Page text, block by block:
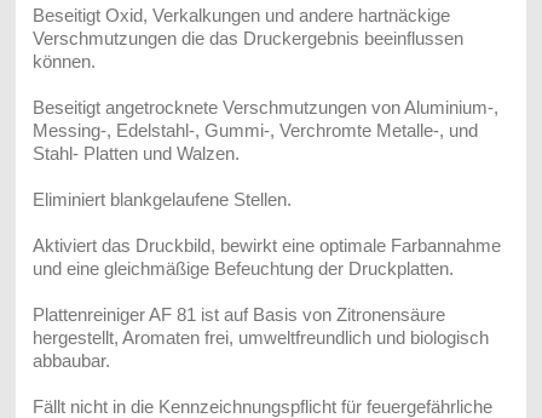
Beseitigt Oxid, Verkalkungen und andere hartnäckige
Verschmutzungen die das Druckergebnis beeinflussen
können.
Beseitigt angetrocknete Verschmutzungen von Aluminium-,
Messing-, Edelstahl-, Gummi-, Verchromte Metalle-, und
Stahl- Platten und Walzen.
Eliminiert blankgelaufene Stellen.
Aktiviert das Druckbild, bewirkt eine optimale Farbannahme
und eine gleichmäßige Befeuchtung der Druckplatten.
Plattenreiniger AF 81 ist auf Basis von Zitronensäure
hergestellt, Aromaten frei, umweltfreundlich und biologisch
abbaubar.
Fällt nicht in die Kennzeichnungspflicht für feuergefährliche